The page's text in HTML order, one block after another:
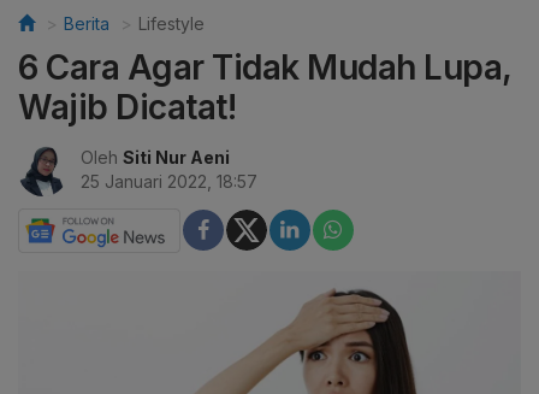
Berita Lifestyle
6 Cara Agar Tidak Mudah Lupa,
Wajib Dicatat!
Oleh Siti Nur Aeni
25 Januari 2022, 18:57